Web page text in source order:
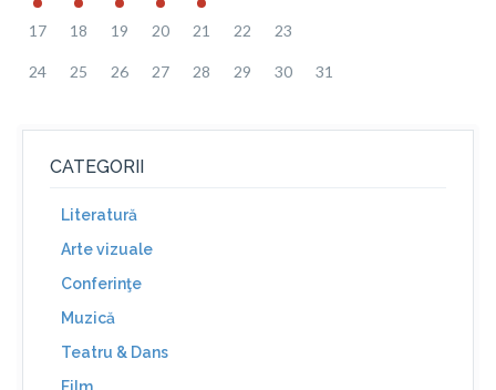
17 18 19 20 21 22 23
24 25 26 27 28 29 30 31
CATEGORII
Literatură
Arte vizuale
Conferinţe
Muzică
Teatru & Dans